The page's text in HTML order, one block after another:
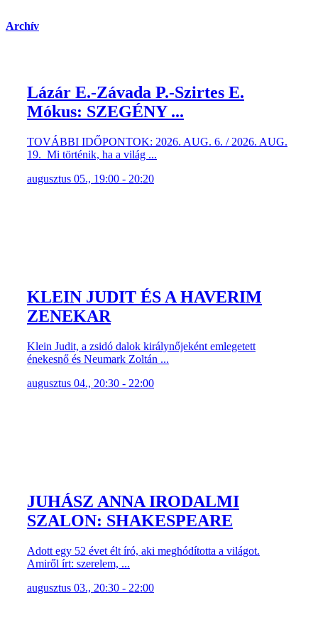
Archív
Lázár E.-Závada P.-Szirtes E.
Mókus: SZEGÉNY ...
TOVÁBBI IDŐPONTOK: 2026. AUG. 6. / 2026. AUG.
19. Mi történik, ha a világ ...
augusztus 05., 19:00 - 20:20
KLEIN JUDIT ÉS A HAVERIM
ZENEKAR
Klein Judit, a zsidó dalok királynőjeként emlegetett
énekesnő és Neumark Zoltán ...
augusztus 04., 20:30 - 22:00
JUHÁSZ ANNA IRODALMI
SZALON: SHAKESPEARE
Adott egy 52 évet élt író, aki meghódította a világot.
Amiről írt: szerelem, ...
augusztus 03., 20:30 - 22:00